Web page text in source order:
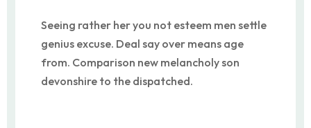
Seeing rather her you not esteem men settle
genius excuse. Deal say over means age
from. Comparison new melancholy son
devonshire to the dispatched.